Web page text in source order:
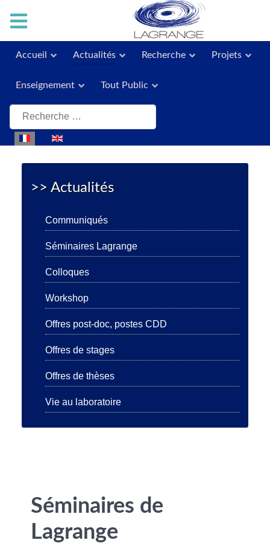
Accueil Actualités Recherche Projets
Enseignement Tout Public
Rechercher
Sélectionnez votre langue
>> Actualités
Communiqués
Séminaires Lagrange
Colloques
Workshop
Offres post-doc, postes CDD
Offres de stages
Offres de thèses
Vie au laboratoire
Séminaires de
Lagrange